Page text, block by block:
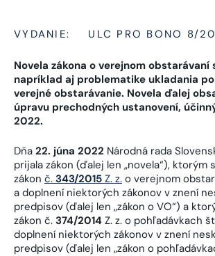
VYDANIE: ULC PRO BONO 8/
Novela zákona o verejnom obstarávaní
napríklad aj problematike ukladania
verejné obstarávanie. Novela ďalej
úpravu prechodných ustanovení,
2022.
Dňa 22. júna 2022 Národná rada
prijala zákon (ďalej len „novela“), ktorým
zákon č. 343/2015 Z. z. o verejnom
a doplnení niektorých zákonov v znení
predpisov (ďalej len „zákon o VO“) a
zákon č. 374/2014 Z. z. o pohľadávkach
doplnení niektorých zákonov v znení
predpisov (ďalej len „zákon o